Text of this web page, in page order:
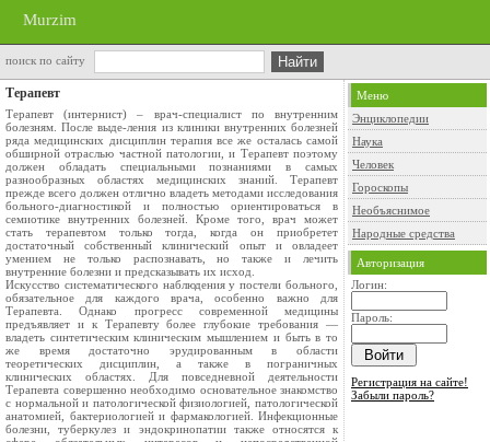
Murzim
поиск по сайту
Терапевт
Терапевт (интернист) – врач-специалист по внутренним
болезням. После выде-ления из клиники внутренних болезней
ряда медицинских дисциплин терапия все же осталась самой
обширной отраслью частной патологии, и Терапевт поэтому
должен обладать специальными познаниями в самых
разнообразных областях медицинских знаний. Терапевт
прежде всего должен отлично владеть методами исследования
больного-диагностикой и полностью ориентироваться в
семиотике внутренних болезней. Кроме того, врач может
стать терапевтом только тогда, когда он приобретет
достаточный собственный клинический опыт и овладеет
умением не только распознавать, но также и лечить
внутренние болезни и предсказывать их исход.
Искусство систематического наблюдения у постели больного,
обязательное для каждого врача, особенно важно для
Терапевта. Однако прогресс современной медицины
предъявляет и к Терапевту более глубокие требования —
владеть синтетическим клиническим мышлением и быть в то
же время достаточно эрудированным в области
теоретических дисциплин, а также в пограничных
клинических областях. Для повседневной деятельности
Терапевта совершенно необходимо основательное знакомство
с нормальной и патологической физиологией, патологической
анатомией, бактериологией и фармакологией. Инфекционные
болезни, туберкулез и эндокринопатии также относятся к
Меню
Энциклопедии
Наука
Человек
Гороскопы
Необъяснимое
Народные средства
Авторизация
Логин:
Пароль:
Регистрация на сайте!
Забыли пароль?